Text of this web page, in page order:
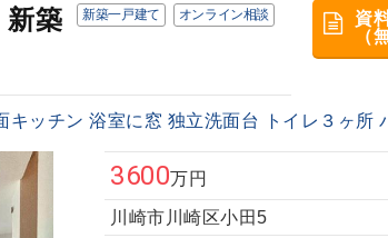
築
新築一戸建て オンライン相談
資
（
キッチン 浴室に窓 独立洗面台 トイレ３ヶ所
3600万円
川崎市川崎区小田5